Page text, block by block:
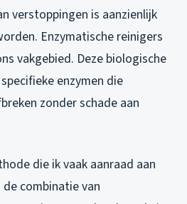
verstoppingen is aanzienlijk
Enzymatische reinigers
vakgebied. Deze biologische
enzymen die
zonder schade aan
die ik vaak aanraad aan
combinatie van